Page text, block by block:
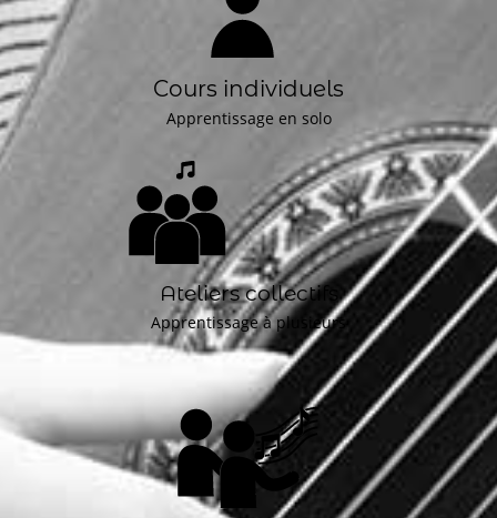
Cours individuels
Apprentissage en solo
Ateliers collectifs
Apprentissage à plusieurs